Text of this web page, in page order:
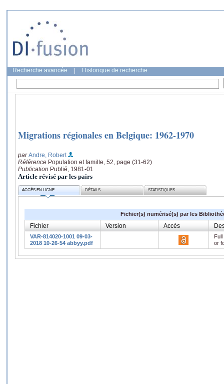
Recherche avancée Historique de recherche
Migrations régionales en Belgique: 1962-1970
parAndre, Robert
Référence Population et famille, 52, page (31-62)
Publication Publié, 1981-01
Article révisé par les pairs
ACCÈS EN LIGNE DÉTAILS STATISTIQUES
Fichier(s) numérisé(s) par les
Fichier Version Accès
VAR-814020-1001 09-03-
2018 10-26-54 abbyy.pdf
or